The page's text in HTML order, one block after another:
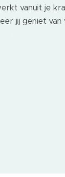
vanuit je
jij geniet van